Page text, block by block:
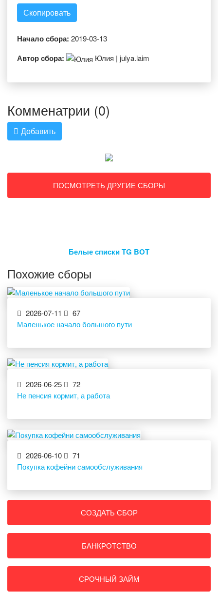
Скопировать
Начало сбора: 2019-03-13
Автор сбора: Юлия | julya.laim
Комменатрии (0)
Добавить
ПОСМОТРЕТЬ ДРУГИЕ СБОРЫ
Белые списки TG BOT
Похожие сборы
2026-07-11
67
Маленькое начало большого пути
2026-06-25
72
Не пенсия кормит, а работа
2026-06-10
71
Покупка кофейни самообслуживания
СОЗДАТЬ СБОР
БАНКРОТСТВО
СРОЧНЫЙ ЗАЙМ